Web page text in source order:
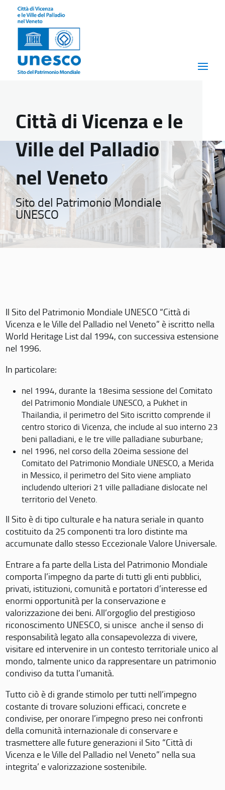
Città di Vicenza e le
Ville del Palladio
nel Veneto
Sito del Patrimonio Mondiale
UNESCO
Il Sito del Patrimonio Mondiale UNESCO “Città di
Vicenza e le Ville del Palladio nel Veneto” è iscritto nella
World Heritage List dal 1994, con successiva estensione
nel 1996.
In particolare:
nel 1994, durante la 18esima sessione del Comitato
del Patrimonio Mondiale UNESCO, a Pukhet in
Thailandia, il perimetro del Sito iscritto comprende il
centro storico di Vicenza, che include al suo interno 23
beni palladiani, e le tre ville palladiane suburbane;
nel 1996, nel corso della 20eima sessione del
Comitato del Patrimonio Mondiale UNESCO, a Merida
in Messico, il perimetro del Sito viene ampliato
includendo ulteriori 21 ville palladiane dislocate nel
territorio del Veneto.
Il Sito è di tipo culturale e ha natura seriale in quanto
costituito da 25 componenti tra loro distinte ma
accumunate dallo stesso Eccezionale Valore Universale.
Entrare a fa parte della Lista del Patrimonio Mondiale
comporta l’impegno da parte di tutti gli enti pubblici,
privati, istituzioni, comunità e portatori d’interesse ed
enormi opportunità per la conservazione e
valorizzazione dei beni. All’orgoglio del prestigioso
riconoscimento UNESCO, si unisce anche il senso di
responsabilità legato alla consapevolezza di vivere,
visitare ed intervenire in un contesto territoriale unico al
mondo, talmente unico da rappresentare un patrimonio
condiviso da tutta l’umanità.
Tutto ciò è di grande stimolo per tutti nell’impegno
costante di trovare soluzioni efficaci, concrete e
condivise, per onorare l’impegno preso nei confronti
della comunità internazionale di conservare e
trasmettere alle future generazioni il Sito “Città di
Vicenza e le Ville del Palladio nel Veneto” nella sua
integrita’ e valorizzazione sostenibile.